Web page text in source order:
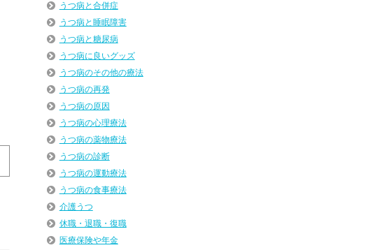
うつ病と合併症
うつ病と睡眠障害
うつ病と糖尿病
うつ病に良いグッズ
うつ病のその他の療法
うつ病の再発
うつ病の原因
うつ病の心理療法
うつ病の薬物療法
うつ病の診断
うつ病の運動療法
うつ病の食事療法
介護うつ
休職・退職・復職
医療保険や年金